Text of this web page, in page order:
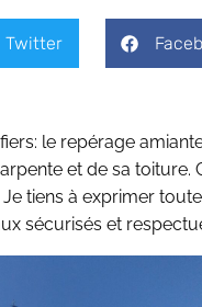
Twitter
le repérage
et de sa toiture.
tiens à exprimer
sécurisés et